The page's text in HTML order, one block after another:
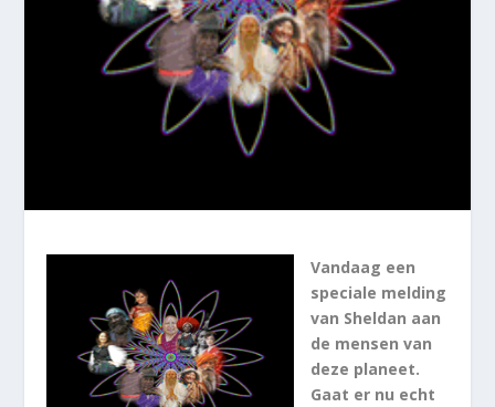
Vandaag een
speciale melding
van Sheldan aan
de mensen van
deze planeet.
Gaat er nu echt